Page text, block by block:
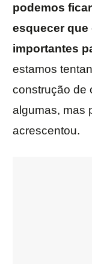
podemos
esquecer
importantes
estamos
construção de
algumas, mas
acrescentou.